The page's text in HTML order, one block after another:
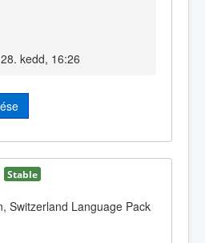
kedd, 16:26
Stable
Switzerland Language Pack